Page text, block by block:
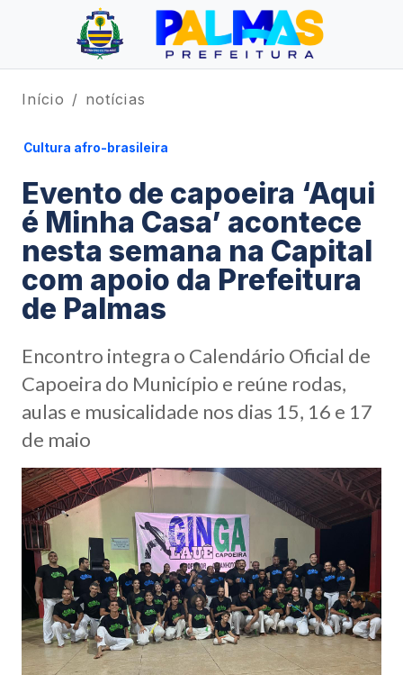
Início notícias
Cultura afro-brasileira
Evento de capoeira ‘Aqui
é Minha Casa’ acontece
nesta semana na Capital
com apoio da Prefeitura
de Palmas
Encontro integra o Calendário Oficial de
Capoeira do Município e reúne rodas,
aulas e musicalidade nos dias 15, 16 e 17
de maio